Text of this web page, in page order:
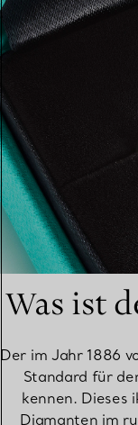
Was ist
Der im Jahr 1886
Standard für
kennen. Dieses
Diamanten im